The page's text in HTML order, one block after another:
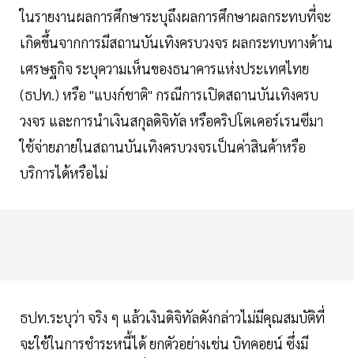
ในรายงานผลการศึกษาระบุถึงผลการศึกษาผลกระทบที่จะ
เกิดขึ้นจากการมีสถานบันเทิงครบวงจร ผลกระทบทางด้าน
เศรษฐกิจ ระบุความเห็นของธนาคารแห่งประเทศไทย
(ธปท.) หรือ "แบงก์ชาติ" กรณีการเปิดสถานบันเทิงครบ
วงจร และการนำเงินสกุลดิจิทัล หรือคริปโตเคอร์เรนซีมา
ใช้จ่ายภายในสถานบันเทิงครบวงจรเป็นค่าสินค้าหรือ
บริการได้หรือไม่
ธปท.ระบุว่า จริง ๆ แล้วเงินดิจิทัลดังกล่าวไม่มีคุณสมบัติที่
จะใช้ในการชำระหนี้ได้ ยกตัวอย่างเช่น บิทคอยน์ ซึ่งมี